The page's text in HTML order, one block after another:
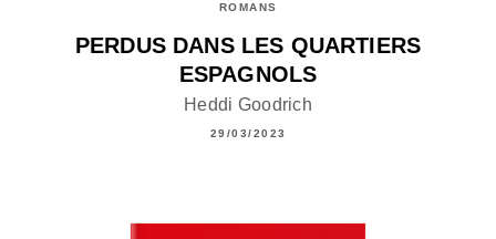
ROMANS
PERDUS DANS LES QUARTIERS
ESPAGNOLS
Heddi Goodrich
29/03/2023